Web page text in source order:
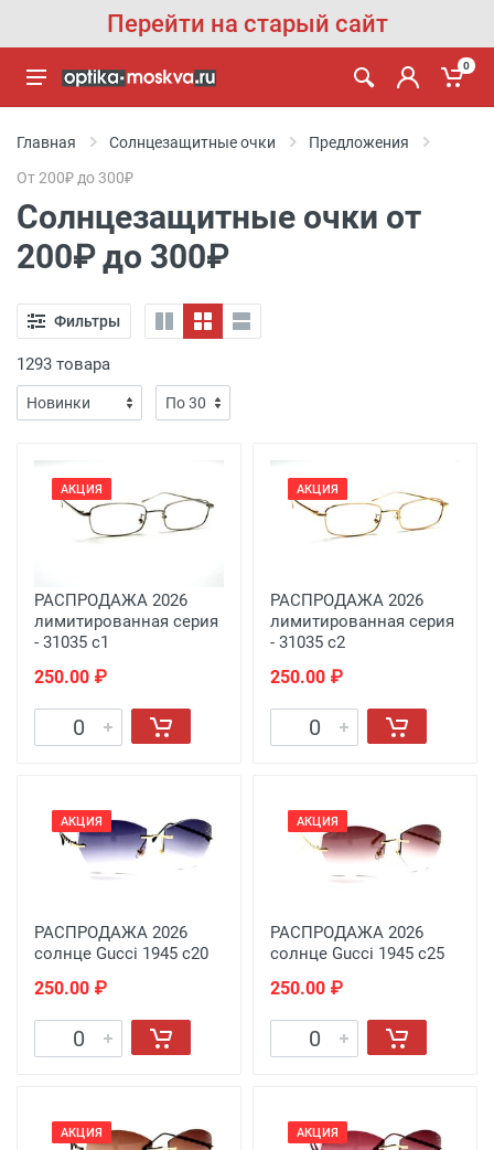
Перейти на старый сайт
0
Главная Солнцезащитные очки
Предложения
От 200₽ до 300₽
Солнцезащитные очки от
200₽ до 300₽
Фильтры
1293 товара
АКЦИЯ
РАСПРОДАЖА 2026
лимитированная серия
- 31035 с1
250.00 ₽
АКЦИЯ
РАСПРОДАЖА 2026
лимитированная серия
- 31035 с2
250.00 ₽
АКЦИЯ
РАСПРОДАЖА 2026
солнце Gucci 1945 c20
250.00 ₽
АКЦИЯ
РАСПРОДАЖА 2026
солнце Gucci 1945 c25
250.00 ₽
АКЦИЯ АКЦИЯ